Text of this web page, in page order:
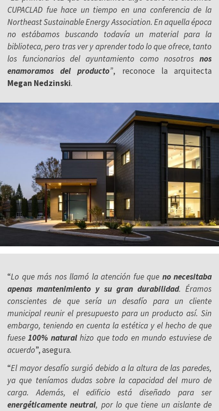
CUPACLAD fue hace un tiempo en una conferencia de la
Northeast Sustainable Energy Association. En aquella época
no estábamos buscando todavía un material para la
biblioteca, pero tras ver y aprender todo lo que ofrece, tanto
los funcionarios del ayuntamiento como nosotros nos
enamoramos del producto”, reconoce la arquitecta
Megan Nedzinski.
“Lo que más nos llamó la atención fue que no necesitaba
apenas mantenimiento y su gran durabilidad. Éramos
conscientes de que sería un desafío para un cliente
municipal reunir el presupuesto para un producto así. Sin
embargo, teniendo en cuenta la estética y el hecho de que
fuese100% naturalhizo que todo en mundo estuviese de
acuerdo”, asegura.
“El mayor desafío surgió debido a la altura de las paredes,
ya que teníamos dudas sobre la capacidad del muro de
carga. Además, el edificio está diseñado para ser
energéticamente neutral, por lo que tiene un aislante de